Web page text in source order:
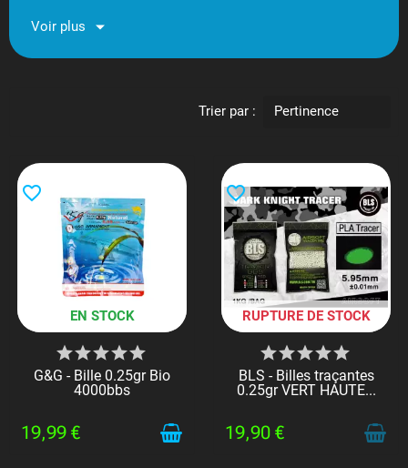
Voir plus
Trier par : Pertinence
EN STOCK
favorite_border
G&G - Bille 0.25gr Bio
4000bbs
19,99 €
RUPTURE DE STOCK
favorite_border
BLS - Billes traçantes
0.25gr VERT HAUTE...
19,90 €